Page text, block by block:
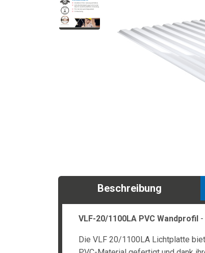
Beschreibung
VLF-20/1100LA PVC Wandprofil-
Die VLF 20/1100LA Lichtplatte